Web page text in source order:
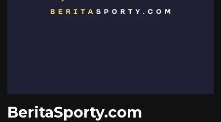
BeritaSporty.com